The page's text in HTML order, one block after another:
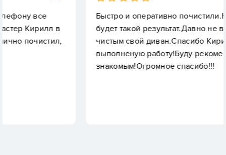
в
Быстро и оперативно почистили.Не ожидала
будет такой результат.Давно не видела таким
чистым свой диван.Спасибо Кириллу,за
выполненую работу!Буду рекомендовать
знакомым!Огромное спасибо!!!